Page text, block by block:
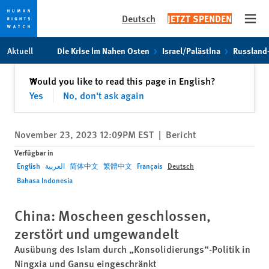
Skip
to
Skip
to
content
Deutsch JETZT SPENDEN
Aktuell Die Krise im Nahen Osten Israel/Palästina
Would you like to read this page in English?
Yes
No, don't ask again
✕Schließen
November 23, 2023 12:09PM EST | Bericht
Verfügbar in
English العربية 简体中文 繁體中文 Français Deutsch
Bahasa Indonesia
China: Moscheen geschlossen,
zerstört und umgewandelt
Ausübung des Islam durch „Konsolidierungs“-Politik in
Ningxia und Gansu eingeschränkt